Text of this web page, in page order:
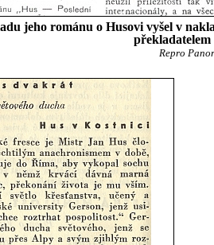
jeho románu o Husovi vyšel v
Repro